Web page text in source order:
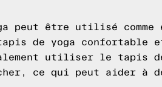
peut être utilisé comme
de yoga confortable
utiliser le tapis
ce qui peut aider à